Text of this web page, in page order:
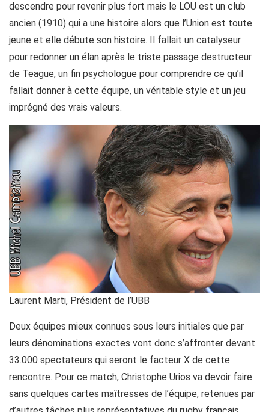
descendre pour revenir plus fort mais le LOU est un club
ancien (1910) qui a une histoire alors que l’Union est toute
jeune et elle débute son histoire. Il fallait un catalyseur
pour redonner un élan après le triste passage destructeur
de Teague, un fin psychologue pour comprendre ce qu’il
fallait donner à cette équipe, un véritable style et un jeu
imprégné des vrais valeurs.
Laurent Marti, Président de l’UBB
Deux équipes mieux connues sous leurs initiales que par
leurs dénominations exactes vont donc s’affronter devant
33.000 spectateurs qui seront le facteur X de cette
rencontre. Pour ce match, Christophe Urios va devoir faire
sans quelques cartes maîtresses de l’équipe, retenues par